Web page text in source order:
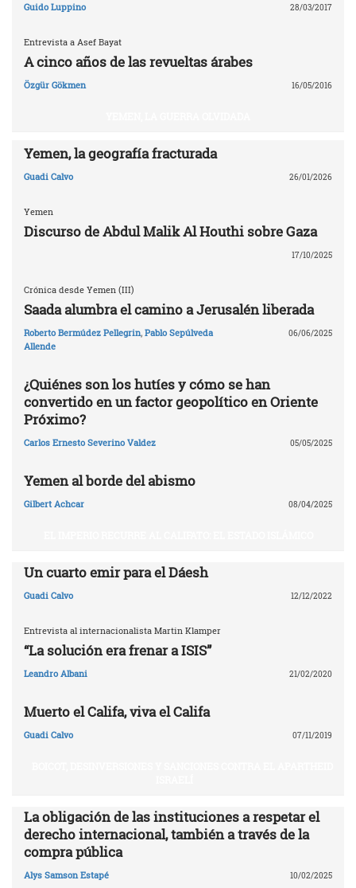
Guido Luppino 28/03/2017
Entrevista a Asef Bayat
A cinco años de las revueltas árabes
Özgür Gökmen 16/05/2016
Yemen, la geografía fracturada
Guadi Calvo 26/01/2026
Yemen
Discurso de Abdul Malik Al Houthi sobre Gaza
17/10/2025
Crónica desde Yemen (III)
Saada alumbra el camino a Jerusalén liberada
Roberto Bermúdez Pellegrin, Pablo Sepúlveda
Allende
06/06/2025
¿Quiénes son los hutíes y cómo se han
convertido en un factor geopolítico en Oriente
Próximo?
Carlos Ernesto Severino Valdez 05/05/2025
Yemen al borde del abismo
Gilbert Achcar 08/04/2025
Un cuarto emir para el Dáesh
Guadi Calvo 12/12/2022
Entrevista al internacionalista Martin Klamper
“La solución era frenar a ISIS”
Leandro Albani 21/02/2020
Muerto el Califa, viva el Califa
Guadi Calvo 07/11/2019
La obligación de las instituciones a respetar el
derecho internacional, también a través de la
compra pública
Alys Samson Estapé 10/02/2025